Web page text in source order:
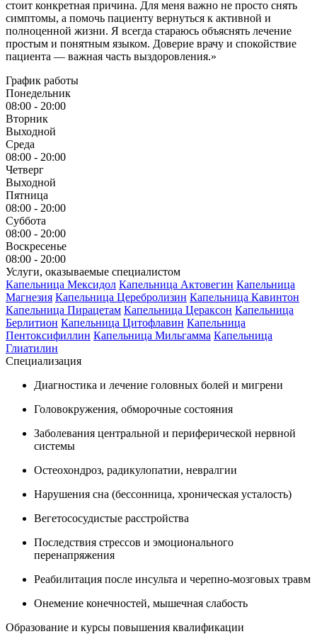
стоит конкретная причина. Для меня важно не просто снять
симптомы, а помочь пациенту вернуться к активной и
полноценной жизни. Я всегда стараюсь объяснять лечение
простым и понятным языком. Доверие врачу и спокойствие
пациента — важная часть выздоровления.»
График работы
Понедельник
08:00 - 20:00
Вторник
Выходной
Среда
08:00 - 20:00
Четверг
Выходной
Пятница
08:00 - 20:00
Суббота
08:00 - 20:00
Воскресенье
08:00 - 20:00
Услуги, оказываемые специалистом
Капельница Мексидол Капельница Актовегин Капельница
Магнезия Капельница Церебролизин Капельница Кавинтон
Капельница Пирацетам Капельница Цераксон Капельница
Берлитион Капельница Цитофлавин Капельница
Пентоксифиллин Капельница Мильгамма Капельница
Глиатилин
Специализация
Диагностика и лечение головных болей и мигрени
Головокружения, обморочные состояния
Заболевания центральной и периферической нервной
системы
Остеохондроз, радикулопатии, невралгии
Нарушения сна (бессонница, хроническая усталость)
Вегетососудистые расстройства
Последствия стрессов и эмоционального
перенапряжения
Реабилитация после инсульта и черепно-мозговых травм
Онемение конечностей, мышечная слабость
Образование и курсы повышения квалификации